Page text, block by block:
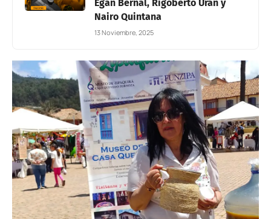
Egan Bernal, Rigoberto Urán y
Nairo Quintana
13 Noviembre, 2025